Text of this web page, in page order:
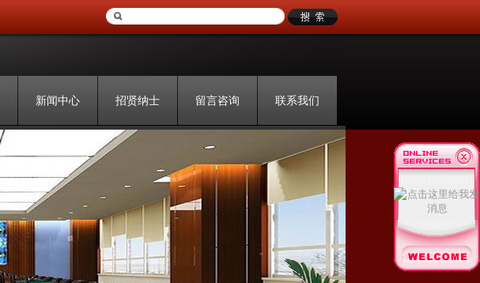
联系我们
留言咨询
招贤纳士
新闻中心